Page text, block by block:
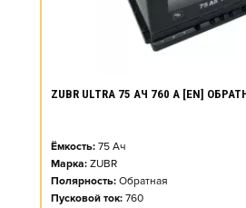
ZUBR ULTRA 75 АЧ 760 А [EN]
Ёмкость: 75 Ач
Марка: ZUBR
Полярность: Обратная
Пусковой ток: 760